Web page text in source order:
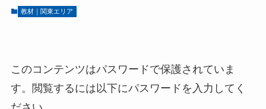
教材｜関東エリア
このコンテンツはパスワードで保護されていま
す。閲覧するには以下にパスワードを入力してく